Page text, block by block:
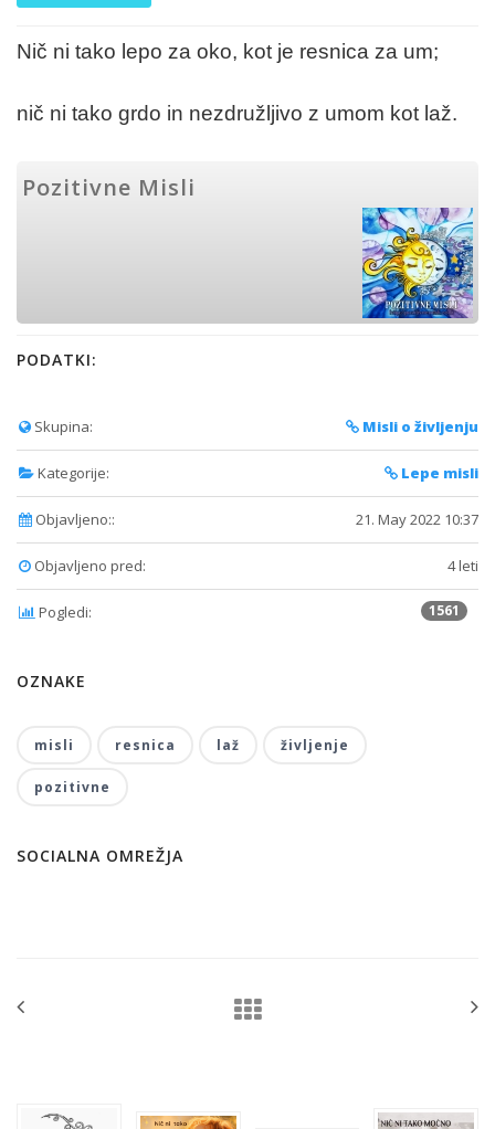
Nič ni tako lepo za oko, kot je resnica za um;
nič ni tako grdo in nezdružljivo z umom kot laž.
Pozitivne Misli
PODATKI:
Skupina: Misli o življenju
Kategorije: Lepe misli
Objavljeno:: 21. May 2022 10:37
Objavljeno pred: 4 leti
Pogledi: 1561
OZNAKE
misli resnica laž življenje
pozitivne
SOCIALNA OMREŽJA